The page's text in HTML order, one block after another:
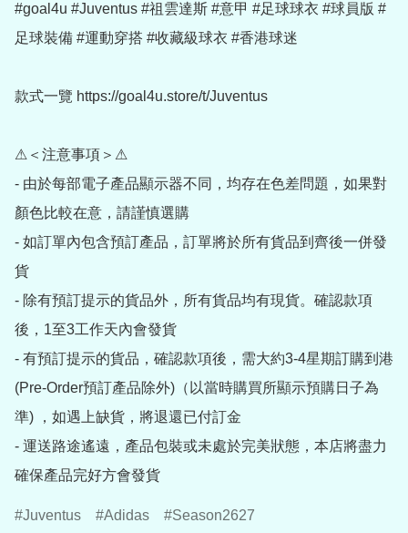
#goal4u #Juventus #祖雲達斯 #意甲 #足球球衣 #球員版 #
足球裝備 #運動穿搭 #收藏級球衣 #香港球迷
款式一覽 https://goal4u.store/t/Juventus
⚠＜注意事項＞⚠
- 由於每部電子產品顯示器不同，均存在色差問題，如果對
顏色比較在意，請謹慎選購
- 如訂單內包含預訂產品，訂單將於所有貨品到齊後一併發
貨
- 除有預訂提示的貨品外，所有貨品均有現貨。確認款項
後，1至3工作天內會發貨
- 有預訂提示的貨品，確認款項後，需大約3-4星期訂購到港
(Pre-Order預訂產品除外)（以當時購買所顯示預購日子為
準) ，如遇上缺貨，將退還已付訂金
- 運送路途遙遠，產品包裝或未處於完美狀態，本店將盡力
確保產品完好方會發貨
Juventus Adidas Season2627